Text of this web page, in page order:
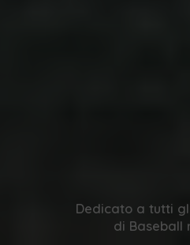
Dedicato a tutti
di Baseball